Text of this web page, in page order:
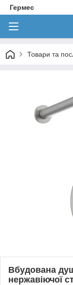
Гермес
Товари та
Вбудована
нержавіючої